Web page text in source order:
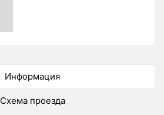
Информация
Схема проезда